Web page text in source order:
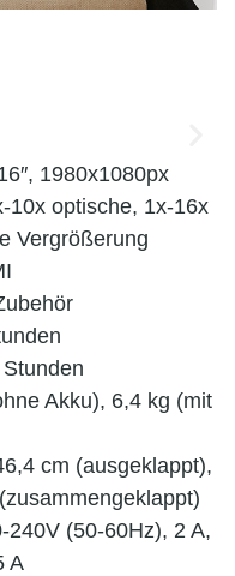
1980x1080px
10x optische, 1x-16x
Vergrößerung
Akku), 6,4 kg (mit
cm (ausgeklappt),
240V (50-60Hz), 2 A,
A